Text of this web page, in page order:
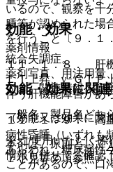
いるので、観察を十
腫等が認められた場
を行うこと〔９．１
１１．１．８． 肝
ＬＴ上昇、γ−ＧＴＰ
伴う肝機能障害があ
１１．１．９． 高
病性昏睡（いずれも
あらわれ、糖尿病性
ことがあるので、口
効能・効果
統合失調症。
効能・効果に関
（効能又は効果に関
本剤は、原則として
７小児等の項参照〕
薬剤情報
薬剤写真、用法用量
でき、関連情報へ簡
一般名、製品名どち
※ ご使用いただく際
情報も併せてご確認